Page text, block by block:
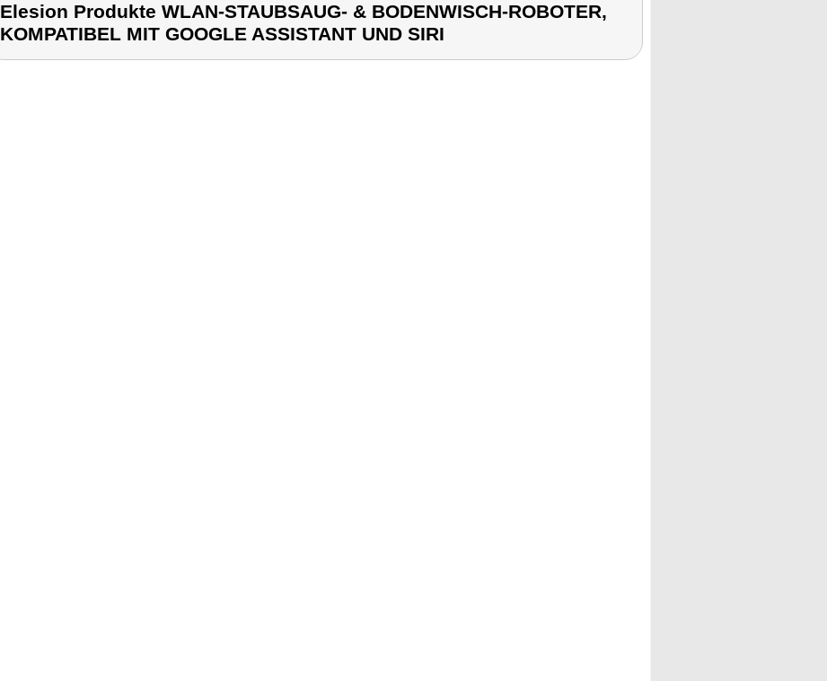
Elesion Produkte WLAN-STAUBSAUG- & BODENWISCH-ROBOTER,
KOMPATIBEL MIT GOOGLE ASSISTANT UND SIRI